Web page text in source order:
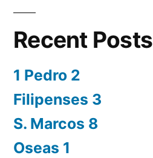
Recent Posts
1 Pedro 2
Filipenses 3
S. Marcos 8
Oseas 1